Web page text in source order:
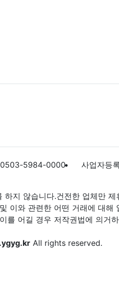
0503-5984-0000 사업자등
지 않습니다.건전한 업체만 제
이와 관련한 어떤 거래에 대해
를 어길 경우 저작권법에 의거
All rights reserved.